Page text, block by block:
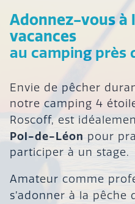
Adonnez-vous à
vacances
au camping près
Envie de pêcher
notre camping 4
Roscoff, est
Pol-de-Léon pour
participer à un stage.
Amateur comme
s’adonner à la pêche